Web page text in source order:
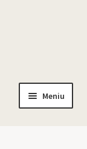
Meniu